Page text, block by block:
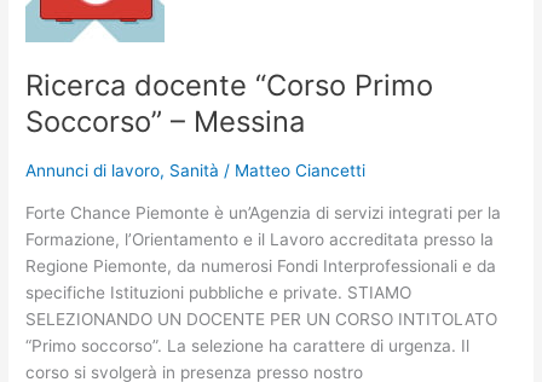
Ricerca docente “Corso Primo
Soccorso” – Messina
Annunci di lavoro, Sanità / Matteo Ciancetti
Forte Chance Piemonte è un’Agenzia di servizi integrati per la
Formazione, l’Orientamento e il Lavoro accreditata presso la
Regione Piemonte, da numerosi Fondi Interprofessionali e da
specifiche Istituzioni pubbliche e private. STIAMO
SELEZIONANDO UN DOCENTE PER UN CORSO INTITOLATO
“Primo soccorso”. La selezione ha carattere di urgenza. Il
corso si svolgerà in presenza presso nostro
Soccorso”
–
Messina